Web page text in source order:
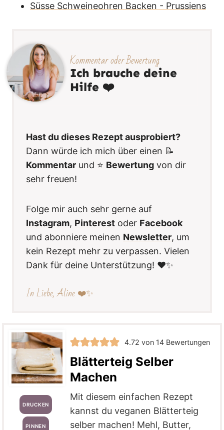
Süsse Schweineohren Backen - Prussiens
Kommentar oder Bewertung
Ich brauche deine
Hilfe ❤️
Hast du dieses Rezept ausprobiert?
Dann würde ich mich über einen 📝
Kommentar und ⭐️ Bewertung von dir
sehr freuen!
Folge mir auch sehr gerne auf
Instagram, Pinterest oder Facebook
und abonniere meinen Newsletter, um
kein Rezept mehr zu verpassen. Vielen
Dank für deine Unterstützung! ❤️✨
In Liebe, Aline ❤️✨
DRUCKEN
PINNEN
4.72 von 14 Bewertungen
Blätterteig Selber
Machen
Mit diesem einfachen Rezept
kannst du veganen Blätterteig
selber machen! Mehl, Butter,